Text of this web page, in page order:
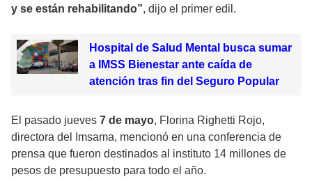
y se están rehabilitando”, dijo el primer edil.
Hospital de Salud Mental busca sumar
a IMSS Bienestar ante caída de
atención tras fin del Seguro Popular
El pasado jueves 7 de mayo, Florina Righetti Rojo,
directora del Imsama, mencionó en una conferencia de
prensa que fueron destinados al instituto 14 millones de
pesos de presupuesto para todo el año.